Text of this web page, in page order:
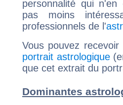
personnalité qui n'en
pas moins
professionnels de l'
Vous pouvez
portrait astrologique
que cet extrait du
Dominantes